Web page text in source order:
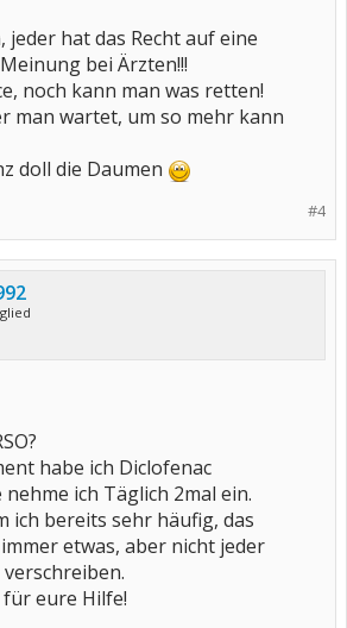
jeder hat das Recht auf eine
bei Ärzten!!!
noch kann man was retten!
man wartet, um so mehr kann
doll die Daumen
#4
habe ich Diclofenac
ich Täglich 2mal ein.
ich bereits sehr häufig, das
etwas, aber nicht jeder
eure Hilfe!